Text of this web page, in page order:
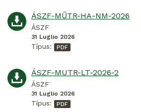
ÁSZF-MŰTR-HA-NM-2026
ÁSZF
31 Luglio 2026
Típus:
ÁSZF-MUTR-LT-2026-2
ÁSZF
31 Luglio 2026
Típus: